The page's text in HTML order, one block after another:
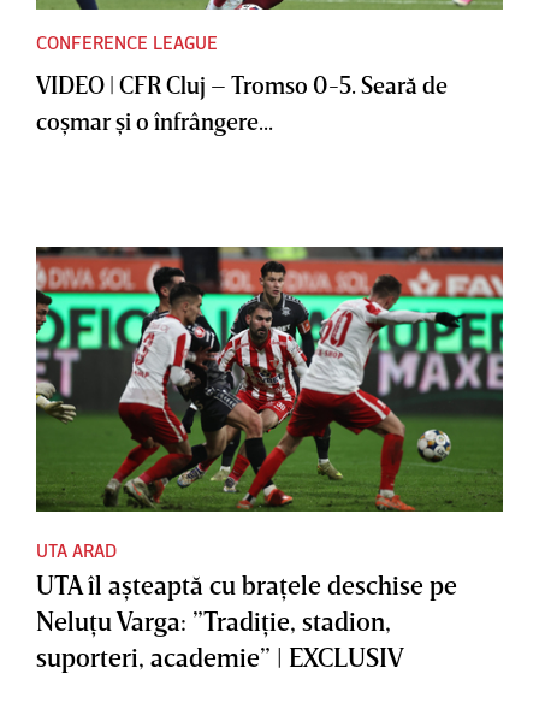
CONFERENCE LEAGUE
VIDEO | CFR Cluj – Tromso 0-5. Seară de
coşmar şi o înfrângere...
UTA ARAD
UTA îl aşteaptă cu braţele deschise pe
Neluţu Varga: ”Tradiţie, stadion,
suporteri, academie” | EXCLUSIV